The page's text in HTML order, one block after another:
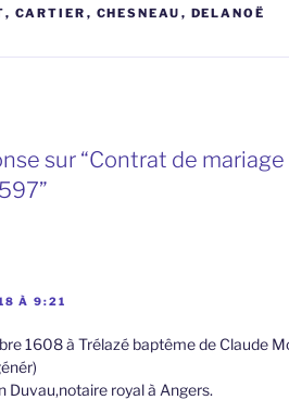
, CARTIER , CHESNEAU , DELANOË
sur “Contrat de
À 9:21
1608 à Trélazé baptême de Claude
Duvau,notaire royal à Angers.